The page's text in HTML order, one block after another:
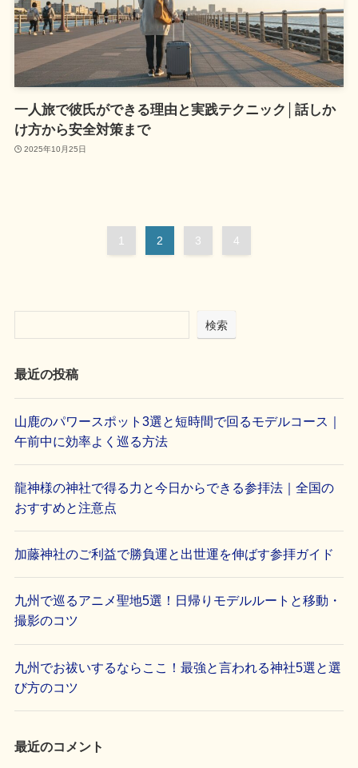
一人旅で彼氏ができる理由と実践テクニック│話しか
け方から安全対策まで
2025年10月25日
1 2 3 4
検索
最近の投稿
山鹿のパワースポット3選と短時間で回るモデルコース｜
午前中に効率よく巡る方法
龍神様の神社で得る力と今日からできる参拝法｜全国の
おすすめと注意点
加藤神社のご利益で勝負運と出世運を伸ばす参拝ガイド
九州で巡るアニメ聖地5選！日帰りモデルルートと移動・
撮影のコツ
九州でお祓いするならここ！最強と言われる神社5選と選
び方のコツ
最近のコメント